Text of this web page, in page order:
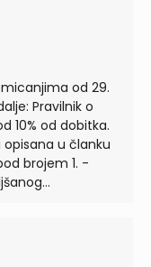
...
patent priznaje
koji je nov,
...
razinu ako
ne
tehnike. ...
od 29.
- dalje: Pravilnik o
10% od dobitka.
brojem 1. -
utvrđivanje